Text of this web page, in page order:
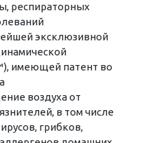
респираторных
эксклюзивной
имеющей патент во
воздуха от
в том числе
грибков,